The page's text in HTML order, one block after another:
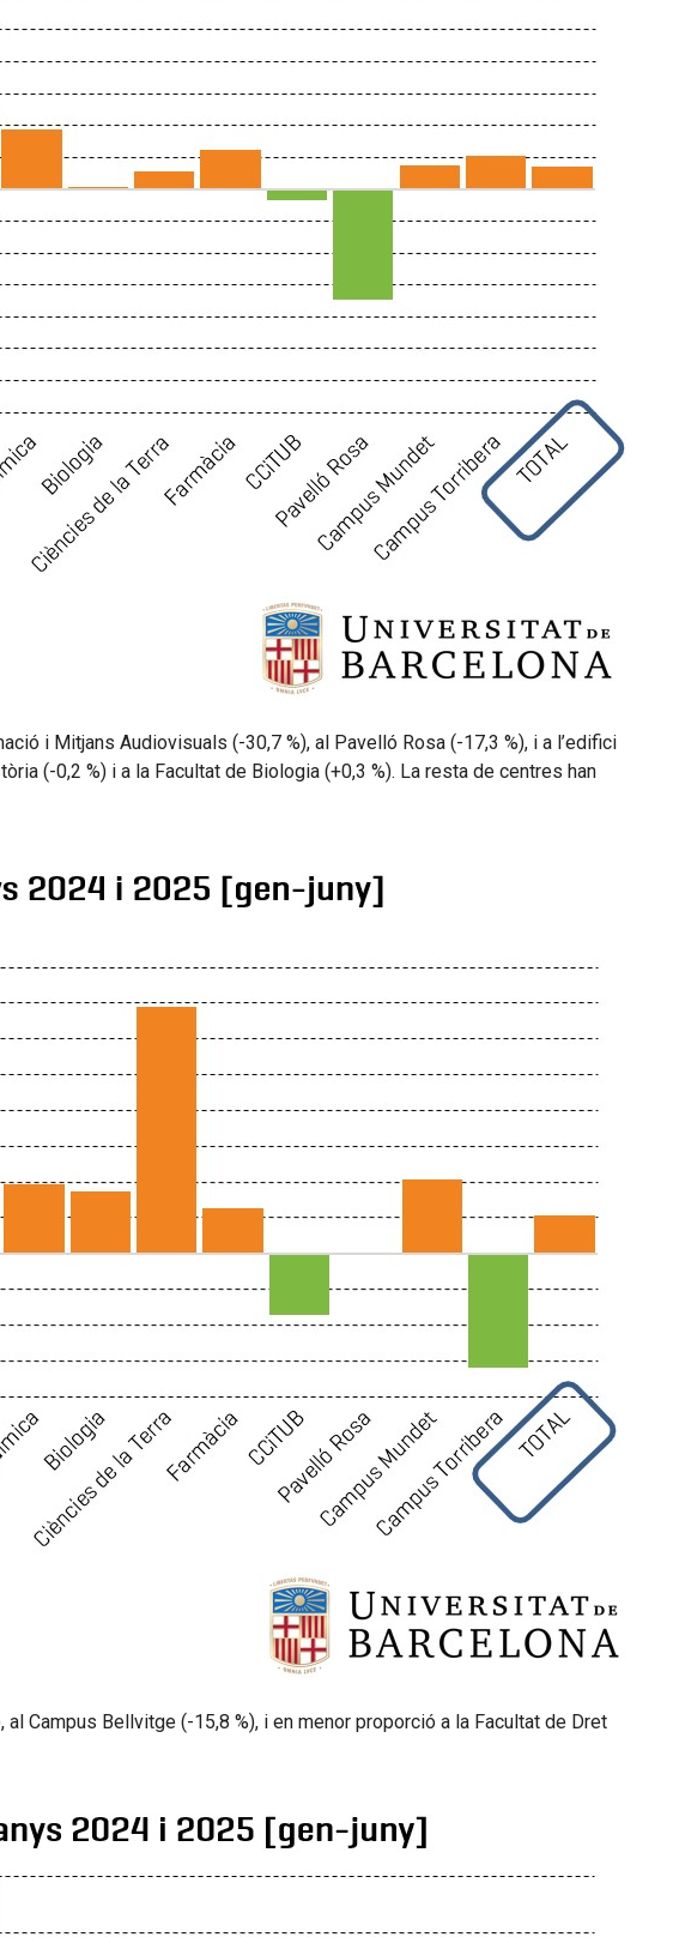
i Mitjans Audiovisuals (-30,7 %), al Pavelló Rosa (-17,3 %), i a l’edifici
(-0,2 %) i a la Facultat de Biologia (+0,3 %). La resta de centres han
Campus Bellvitge (-15,8 %), i en menor proporció a la Facultat de Dret